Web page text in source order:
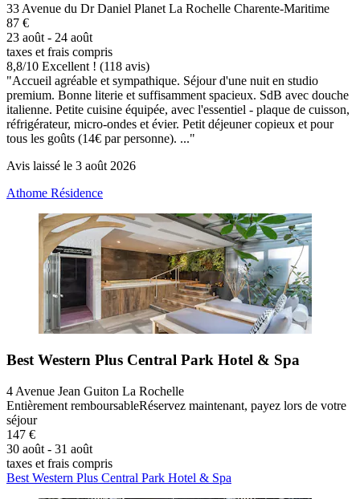
33 Avenue du Dr Daniel Planet La Rochelle Charente-Maritime
87 €
23 août - 24 août
taxes et frais compris
8,8/10 Excellent ! (118 avis)
"Accueil agréable et sympathique. Séjour d'une nuit en studio
premium. Bonne literie et suffisamment spacieux. SdB avec douche
italienne. Petite cuisine équipée, avec l'essentiel - plaque de cuisson,
réfrigérateur, micro-ondes et évier. Petit déjeuner copieux et pour
tous les goûts (14€ par personne). ..."
Avis laissé le 3 août 2026
Athome Résidence
Best Western Plus Central Park Hotel & Spa
4 Avenue Jean Guiton La Rochelle
Entièrement remboursableRéservez maintenant, payez lors de votre
séjour
147 €
30 août - 31 août
taxes et frais compris
Best Western Plus Central Park Hotel & Spa